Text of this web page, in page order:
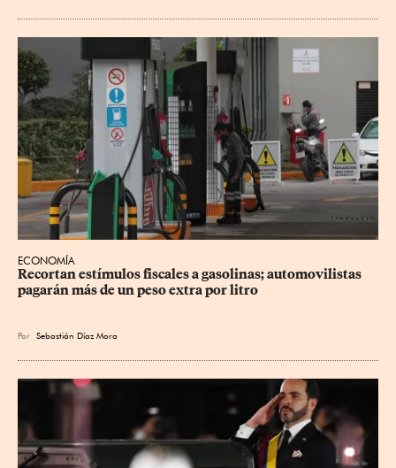
ECONOMÍA
Recortan estímulos fiscales a gasolinas; automovilistas
pagarán más de un peso extra por litro
Por Sebastián Díaz Mora